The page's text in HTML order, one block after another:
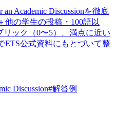
Academic Discussionを徹底
他の学生の投稿・100語以
リック（0〜5）、満点に近い
ETS公式資料にもとづいて整
Discussion#解答例